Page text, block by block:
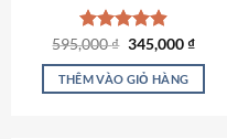
trang
sản
phẩm
Được xếp
hạng4.88
5 sao
595,000₫ Giá
là:
595,000 ₫.
345,000₫Giá
tại
THÊM VÀO GIỎ HÀNG